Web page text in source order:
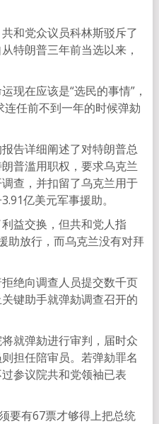
和党众议员科林斯驳斥了
特朗普三年前当选以来，
现在应该是“选民的事情”，
任前不到一年的时候弹劾
告详细阐述了对特朗普总
普滥用职权，要求乌克兰
查，并扣留了乌克兰用于
亿美元军事援助。
益交换，但共和党人指
助放行，而乌克兰没有对拜
绝向调查人员提交数千页
键助手就弹劾调查召开的
就弹劾进行审判，届时众
担任陪审员。若弹劾罪名
参议院共和党领袖已表
要有67票才够得上把总统